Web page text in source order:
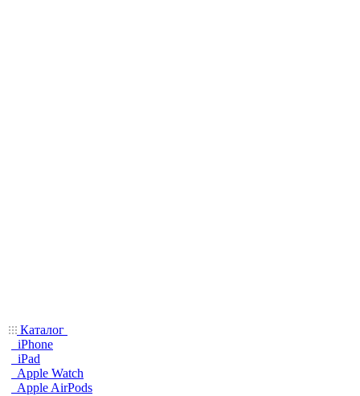
Каталог
iPhone
iPad
Apple Watch
Apple AirPods